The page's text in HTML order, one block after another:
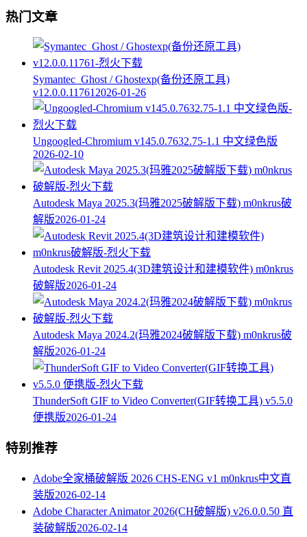
热门文章
Symantec_Ghost / Ghostexp(备份还原工具)
v12.0.0.11761 2026-01-26
Ungoogled-Chromium v145.0.7632.75-1.1 中文绿色版
2026-02-10
Autodesk Maya 2025.3(玛雅2025破解版下载) m0nkrus破
解版2026-01-24
Autodesk Revit 2025.4(3D建筑设计和建模软件) m0nkrus
破解版2026-01-24
Autodesk Maya 2024.2(玛雅2024破解版下载) m0nkrus破
解版2026-01-24
ThunderSoft GIF to Video Converter(GIF转换工具) v5.5.0
便携版2026-01-24
特别推荐
Adobe全家桶破解版 2026 CHS-ENG v1 m0nkrus中文直
装版2026-02-14
Adobe Character Animator 2026(CH破解版) v26.0.0.50 直
装破解版2026-02-14